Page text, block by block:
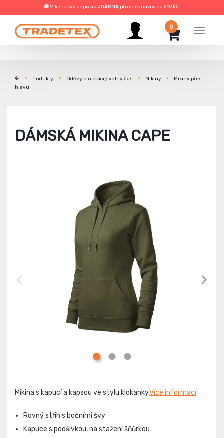
🚚 Víkendová doprava ZDARMA při objednávce od 299 Kč.
Menu
0
Produkty Oděvy pro práci / volný čas Mikiny
Mikiny přes
hlavu
DÁMSKÁ MIKINA CAPE
Mikina s kapucí a kapsou ve stylu klokanky.Více informací
Rovný střih s bočními švy
Kapuce s podšívkou, na stažení šňůrkou